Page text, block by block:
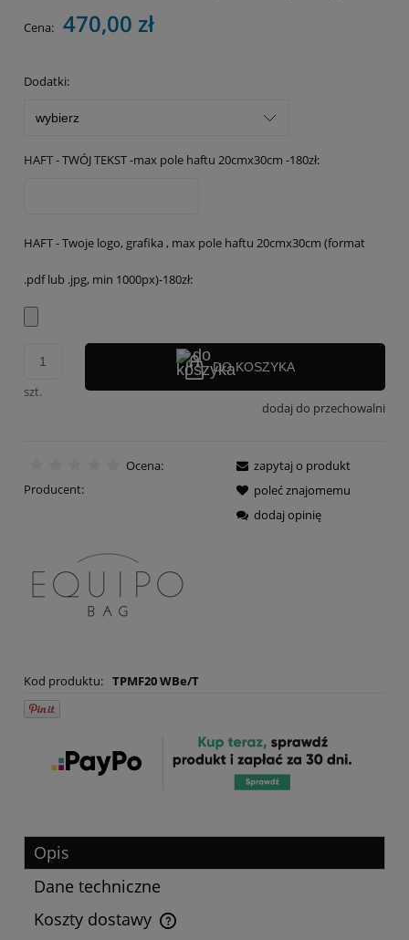
Cena: 470,00 zł
Dodatki:
HAFT - TWÓJ TEKST -max pole haftu 20cmx30cm -180zł:
HAFT - Twoje logo, grafika , max pole haftu 20cmx30cm (format
.pdf lub .jpg, min 1000px)-180zł:
szt.
DO KOSZYKA
dodaj do przechowalni
Ocena:
Producent:
Kod produktu: TPMF20 WBe/T
zapytaj o produkt
poleć znajomemu
dodaj opinię
Opis
Dane techniczne
Koszty dostawy
Cena nie zawiera ewentualnych kosztów płatności